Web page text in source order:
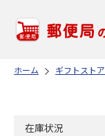
ホーム ギフトストア
在庫状況